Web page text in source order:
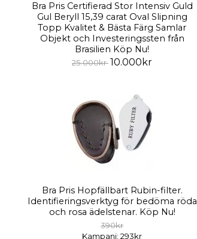
Bra Pris Certifierad Stor Intensiv Guld
Gul Beryll 15,39 carat Oval Slipning
Topp Kvalitet & Bästa Färg Samlar
Objekt och Investeringssten från
Brasilien Köp Nu!
25.000kr10.000kr
Bra Pris Hopfällbart Rubin-filter.
Identifieringsverktyg för bedöma röda
och rosa ädelstenar. Köp Nu!
390kr
Kampanj: 293kr